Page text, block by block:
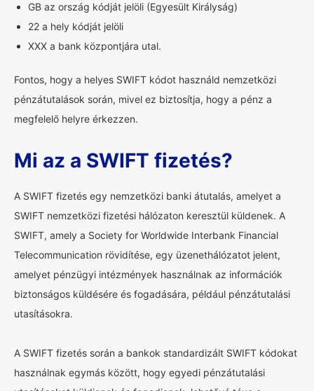
GB az ország kódját jelöli (Egyesült Királyság)
22 a hely kódját jelöli
XXX a bank központjára utal.
Fontos, hogy a helyes SWIFT kódot használd nemzetközi
pénzátutalások során, mivel ez biztosítja, hogy a pénz a
megfelelő helyre érkezzen.
Mi az a SWIFT fizetés?
A SWIFT fizetés egy nemzetközi banki átutalás, amelyet a
SWIFT nemzetközi fizetési hálózaton keresztül küldenek. A
SWIFT, amely a Society for Worldwide Interbank Financial
Telecommunication rövidítése, egy üzenethálózatot jelent,
amelyet pénzügyi intézmények használnak az információk
biztonságos küldésére és fogadására, például pénzátutalási
utasításokra.
A SWIFT fizetés során a bankok standardizált SWIFT kódokat
használnak egymás között, hogy egyedi pénzátutalási